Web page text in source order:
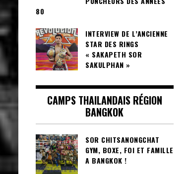
80
INTERVIEW DE L’ANCIENNE
STAR DES RINGS
« SAKAPETH SOR
SAKULPHAN »
CAMPS THAILANDAIS RÉGION
BANGKOK
SOR CHITSANONGCHAT
GYM, BOXE, FOI ET FAMILLE
A BANGKOK !